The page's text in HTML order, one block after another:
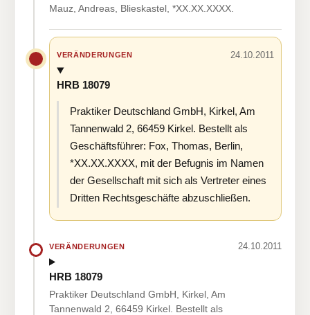
Mauz, Andreas, Blieskastel, *XX.XX.XXXX.
VERÄNDERUNGEN 24.10.2011
HRB 18079
Praktiker Deutschland GmbH, Kirkel, Am
Tannenwald 2, 66459 Kirkel. Bestellt als
Geschäftsführer: Fox, Thomas, Berlin,
*XX.XX.XXXX, mit der Befugnis im Namen
der Gesellschaft mit sich als Vertreter eines
Dritten Rechtsgeschäfte abzuschließen.
VERÄNDERUNGEN 24.10.2011
HRB 18079
Praktiker Deutschland GmbH, Kirkel, Am
Tannenwald 2, 66459 Kirkel. Bestellt als